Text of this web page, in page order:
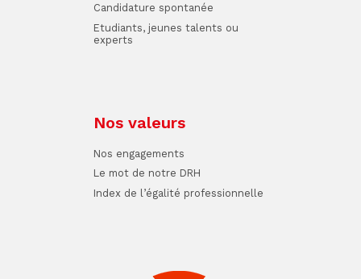
Candidature spontanée
Etudiants, jeunes talents ou
experts
Nos valeurs
Nos engagements
Le mot de notre DRH
Index de l’égalité professionnelle